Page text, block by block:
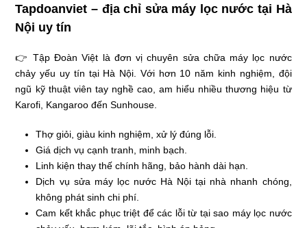
Tapdoanviet – địa chỉ sửa máy lọc nước tại Hà
Nội uy tín
👉 Tập Đoàn Việt là đơn vị chuyên sửa chữa máy lọc nước
chảy yếu uy tín tại Hà Nội. Với hơn 10 năm kinh nghiệm, đội
ngũ kỹ thuật viên tay nghề cao, am hiểu nhiều thương hiệu từ
Karofi, Kangaroo đến Sunhouse.
Thợ giỏi, giàu kinh nghiệm, xử lý đúng lỗi.
Giá dịch vụ cạnh tranh, minh bạch.
Linh kiện thay thế chính hãng, bảo hành dài hạn.
Dịch vụ sửa máy lọc nước Hà Nội tại nhà nhanh chóng,
không phát sinh chi phí.
Cam kết khắc phục triệt để các lỗi từ tại sao máy lọc nước